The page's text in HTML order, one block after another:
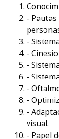
-
-
-
-
-
-
-
-
visual.
- Papel